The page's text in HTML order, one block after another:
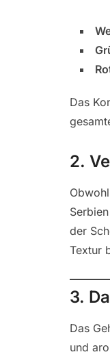
Das
2.
der
Textur
3.
Das
und